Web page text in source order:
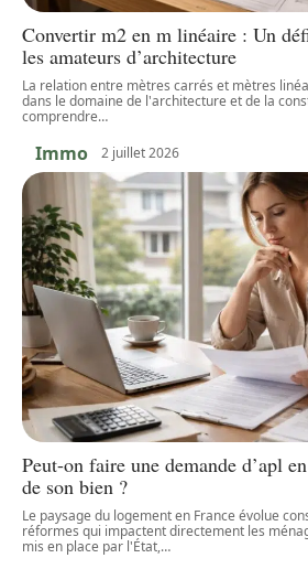
Convertir m2 en m linéaire : Un
les amateurs d’architecture
La relation entre mètres carrés et mètres
dans le domaine de l'architecture et de la
comprendre…
Immo 2 juillet 2026
Peut-on faire une demande d’apl
de son bien ?
Le paysage du logement en France évolue
réformes qui impactent directement les
mis en place par l'État,…